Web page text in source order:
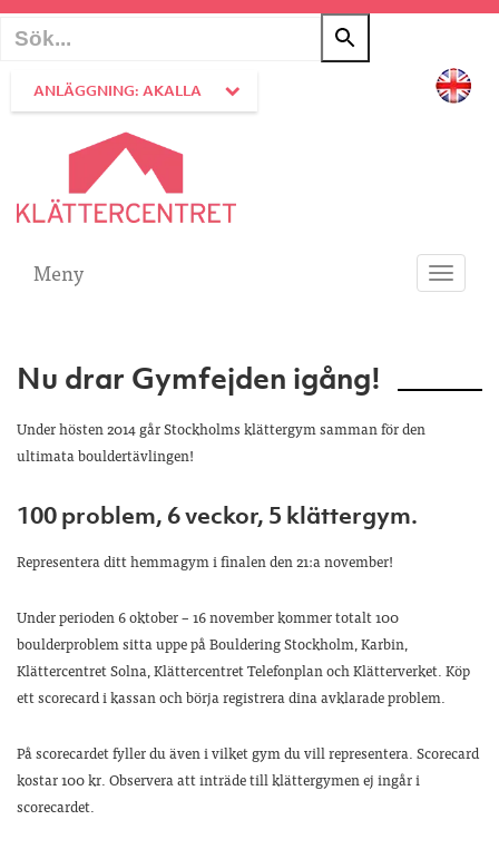
ANLÄGGNING: AKALLA
Toggle
Meny
Nu drar Gymfejden igång!
Under hösten 2014 går Stockholms klättergym samman för den
ultimata bouldertävlingen!
100 problem, 6 veckor, 5 klättergym.
Representera ditt hemmagym i finalen den 21:a november!
Under perioden 6 oktober – 16 november kommer totalt 100
boulderproblem sitta uppe på Bouldering Stockholm, Karbin,
Klättercentret Solna, Klättercentret Telefonplan och Klätterverket. Köp
ett scorecard i kassan och börja registrera dina avklarade problem.
På scorecardet fyller du även i vilket gym du vill representera. Scorecard
kostar 100 kr. Observera att inträde till klättergymen ej ingår i
scorecardet.